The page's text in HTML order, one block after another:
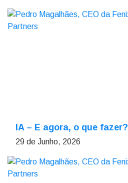
IA – E agora, o que fazer?
29 de Junho, 2026